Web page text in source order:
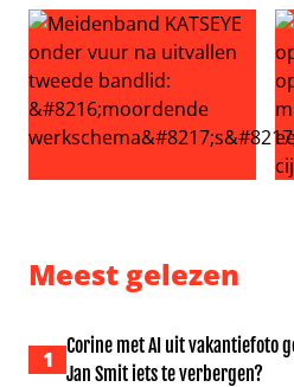
Meest gelezen
1
Corine met AI uit vakantiefoto
Jan Smit iets te verbergen?